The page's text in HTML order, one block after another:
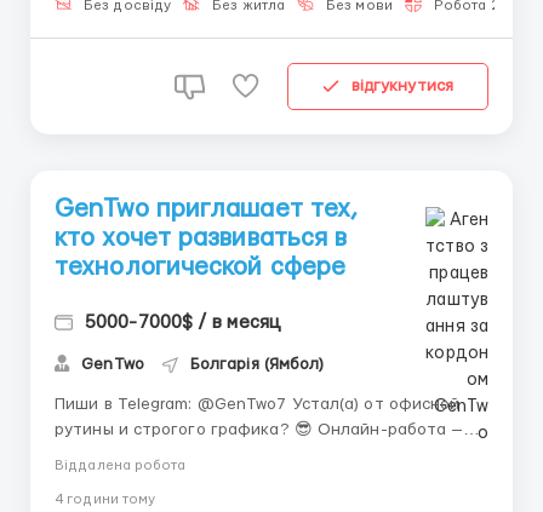
хотите освоить актуальную сферу и работать
Без досвіду Без житла Без мови Робота 2-3
відгукнутися
GenTwo приглашает тех,
кто хочет развиваться в
технологической сфере
5000-7000$ / в месяц
GenTwo Болгарія (Ямбол)
Пиши в Telegram: @GenTwo7 Устал(а) от офисной
рутины и строгого графика? 😎 Онлайн-работа —
это шанс работать комфортно, развиваться и
опыт — главное желание учиться и действовать. 🌈
Віддалена робота
4 години тому